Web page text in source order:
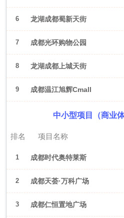
6 龙湖成都蜀新天街
7 成都光环购物公园
8 龙湖成都上城天街
9 成都温江旭辉Cmall
中小型项目（商业
排名 项目名称
1 成都时代奥特莱斯
2 成都天荟·万科广场
3 成都仁恒置地广场